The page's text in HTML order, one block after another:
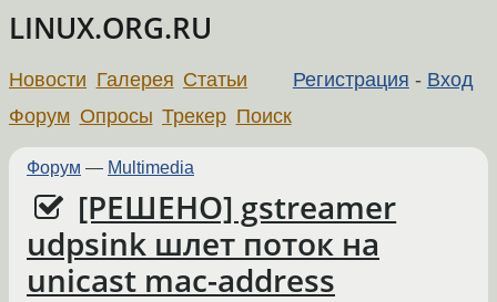
LINUX.ORG.RU
Регистрация - Вход
Новости Галерея Статьи
Форум Опросы Трекер Поиск
Форум — Multimedia
[РЕШЕНО] gstreamer
udpsink шлет поток на
unicast mac-address